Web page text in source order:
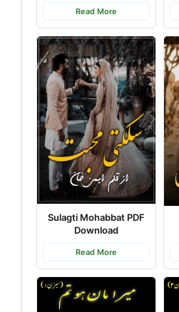
Read More
Sulagti Mohabbat PDF
Download
Read More